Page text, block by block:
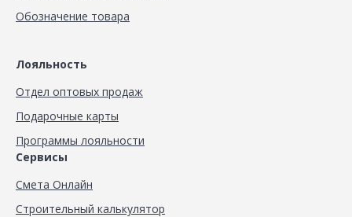
Обозначение товара
Лояльность
Отдел оптовых продаж
Подарочные карты
Программы лояльности
Сервисы
Смета Онлайн
Строительный калькулятор